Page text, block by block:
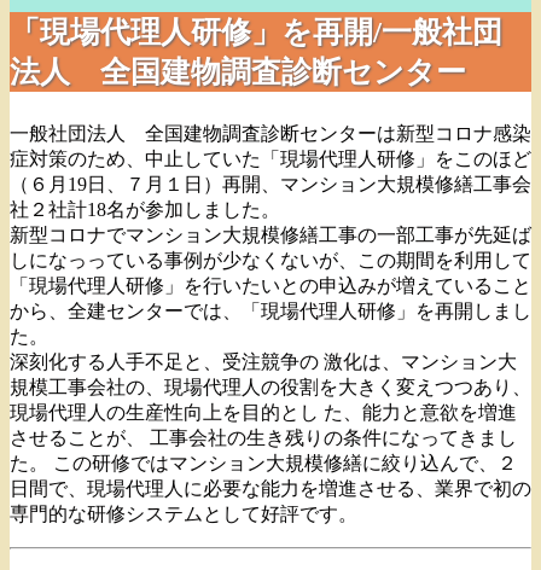
「現場代理人研修」を再開/一般社団
法人 全国建物調査診断センター
一般社団法人 全国建物調査診断センターは新型コロナ感染
症対策のため、中止していた「現場代理人研修」をこのほど
（６月19日、７月１日）再開、マンション大規模修繕工事会
社２社計18名が参加しました。
新型コロナでマンション大規模修繕工事の一部工事が先延ば
しになっっている事例が少なくないが、この期間を利用して
「現場代理人研修」を行いたいとの申込みが増えていること
から、全建センターでは、「現場代理人研修」を再開しまし
た。
深刻化する人手不足と、受注競争の 激化は、マンション大
規模工事会社の、現場代理人の役割を大きく変えつつあり、
現場代理人の生産性向上を目的とし た、能力と意欲を増進
させることが、 工事会社の生き残りの条件になってきまし
た。 この研修ではマンション大規模修繕に絞り込んで、２
日間で、現場代理人に必要な能力を増進させる、業界で初の
専門的な研修システムとして好評です。